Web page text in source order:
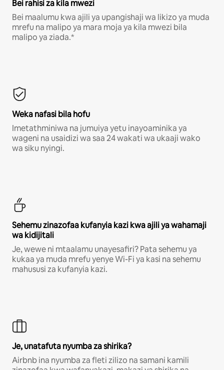
Bei rahisi za kila mwezi
Bei maalumu kwa ajili ya upangishaji wa likizo ya muda
mrefu na malipo ya mara moja ya kila mwezi bila
malipo ya ziada.*
Weka nafasi bila hofu
Imetathminiwa na jumuiya yetu inayoaminika ya
wageni na usaidizi wa saa 24 wakati wa ukaaji wako
wa siku nyingi.
Sehemu zinazofaa kufanyia kazi kwa ajili ya wahamaji
wa kidijitali
Je, wewe ni mtaalamu unayesafiri? Pata sehemu ya
kukaa ya muda mrefu yenye Wi-Fi ya kasi na sehemu
mahususi za kufanyia kazi.
Je, unatafuta nyumba za shirika?
Airbnb ina nyumba za fleti zilizo na samani kamili